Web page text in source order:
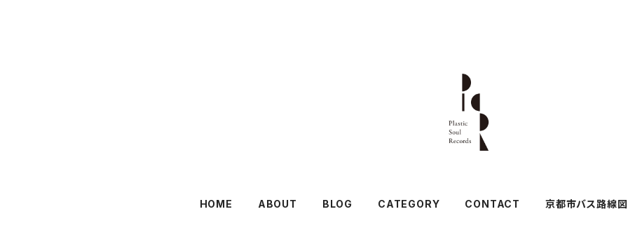
HOME ABOUT BLOG CATEGORY CONTACT 京都市バス路線図